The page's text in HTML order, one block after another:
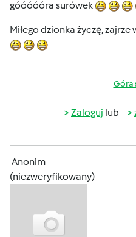
góóóóóra surówek
Miłego dzionka życzę,
Góra
Zaloguj lub
Anonim
(niezweryfikowany)